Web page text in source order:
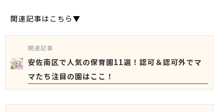
関連記事はこちら▼
関連記事
安佐南区で人気の保育園11選！認可＆認可外でマ
マたち注目の園はここ！